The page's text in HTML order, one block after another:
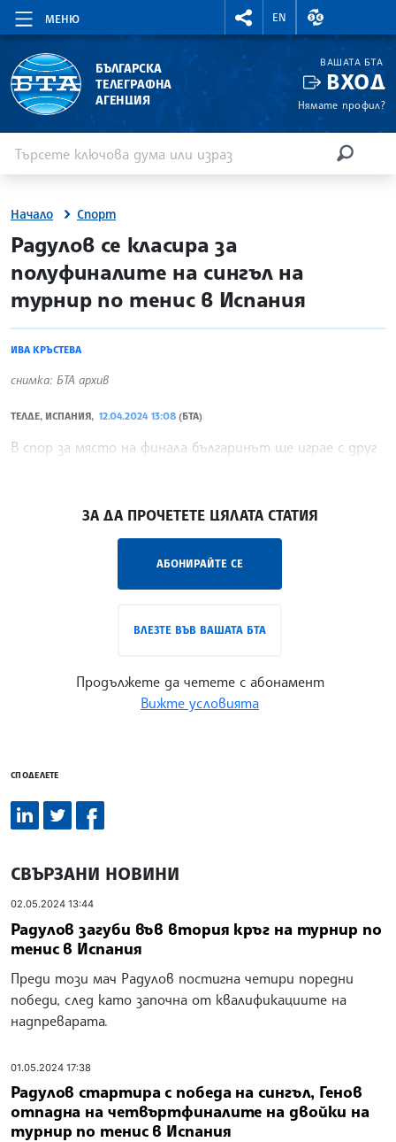
МЕНЮ
RIGHTMENU.SOCIAL
EN
ВАЛУТНИ
БЪЛГАРСКА
ТЕЛЕГРАФНА
АГЕНЦИЯ
ВАШАТА БТА
ВХОД
Нямате профил?
Начало Спорт
site.bta
Радулов се класира за
полуфиналите на сингъл на
турнир по тенис в Испания
ИВА КРЪСТЕВА
снимка: БТА архив
ТЕЛДЕ, ИСПАНИЯ, 12.04.2024 13:08 (БТА)
В спор за място на финала българинът ще играе с друг
ЗА ДА ПРОЧЕТЕТЕ ЦЯЛАТА СТАТИЯ
АБОНИРАЙТЕ СЕ
ВЛЕЗТЕ ВЪВ ВАШАТА БТА
Продължете да четете с абонамент
Вижте условията
СПОДЕЛЕТЕ
СВЪРЗАНИ НОВИНИ
02.05.2024 13:44
Радулов загуби във втория кръг на турнир по
тенис в Испания
Преди този мач Радулов постигна четири поредни
победи, след като започна от квалификациите на
надпреварата.
01.05.2024 17:38
Радулов стартира с победа на сингъл, Генов
отпадна на четвъртфиналите на двойки на
турнир по тенис в Испания